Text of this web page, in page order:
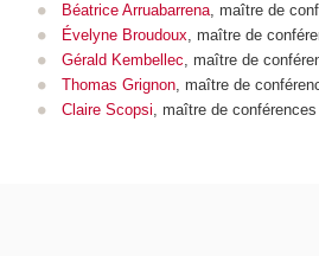
Béatrice Arruabarrena, maître de
Évelyne Broudoux , maître de
Gérald Kembellec , maître de
Thomas Grignon, maître de
Claire Scopsi , maître de conférences